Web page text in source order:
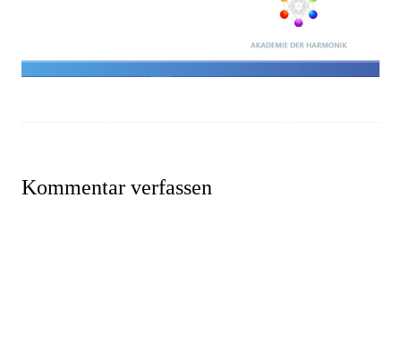
Kommentar verfassen